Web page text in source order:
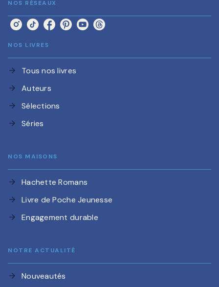
NOS RÉSEAUX
NOS LIVRES
arrow_forward Tous nos livres
arrow_forward Auteurs
arrow_forward Sélections
arrow_forward Séries
NOS MAISONS
arrow_forward Hachette Romans
arrow_forward Livre de Poche Jeunesse
arrow_forward Engagement durable
NOTRE ACTUALITÉ
arrow_forward Nouveautés